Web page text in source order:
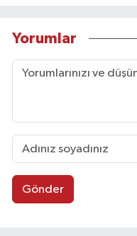
Yorumlar
Gönder